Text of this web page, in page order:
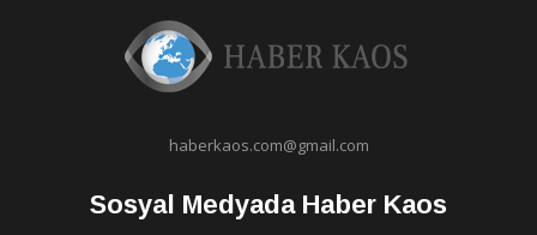
haberkaos.com@gmail.com
Sosyal Medyada Haber Kaos